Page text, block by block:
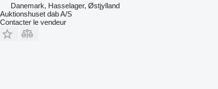
Danemark, Hasselager, Østjylland
Auktionshuset dab A/S
Contacter le vendeur